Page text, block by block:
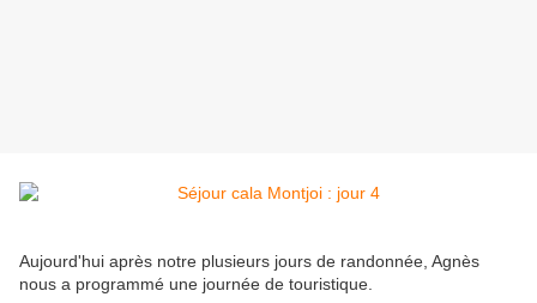
Aujourd'hui après notre plusieurs jours de randonnée, Agnès
nous a programmé une journée de touristique.